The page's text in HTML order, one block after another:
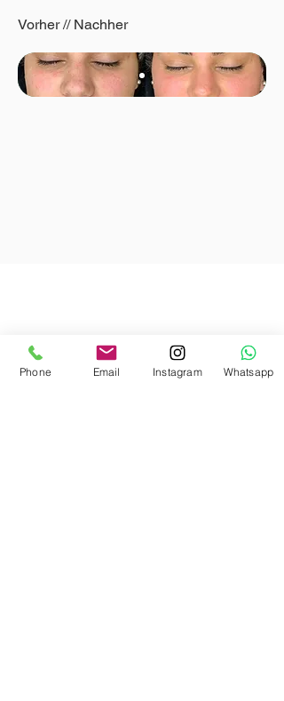
Vorher // Nachher
Phone Email Instagram Whatsapp